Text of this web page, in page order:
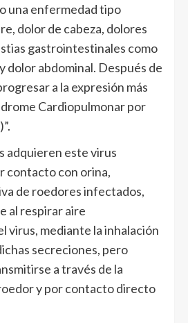
una enfermedad tipo
dolor de cabeza, dolores
gastrointestinales como
dolor abdominal. Después de
a la expresión más
Cardiopulmonar por
adquieren este virus
contacto con orina,
de roedores infectados,
al respirar aire
virus, mediante la inhalación
secreciones, pero
a través de la
y por contacto directo